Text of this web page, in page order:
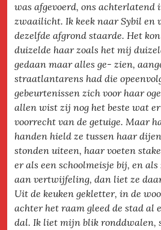
was afgevoerd, ons achterlatend
zwaailicht. Ik keek naar Sybil en
dezelfde afgrond staarde. Het
duizelde haar zoals het mij
gedaan maar alles ge- zien,
straatlantarens had die
gebeurtenissen zich voor haar
allen wist zij nog het beste wat er
voorrecht van de getuige. Maar
handen hield ze tussen haar
stonden uiteen, haar voeten
er als een schoolmeisje bij, en
aan vertwijfeling, dan liet ze
Uit de keuken gekletter, in de
achter het raam gleed de stad al
dal. Ik liet mijn blik ronddwalen,